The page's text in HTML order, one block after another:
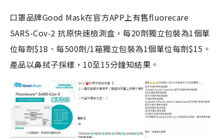
口罩品牌Good Mask在官方APP上有售fluorecare
SARS-Cov-2 抗原快速檢測盒，每20劑獨立包裝為1個單
位每劑$18、每500劑/1箱獨立包裝為1個單位每劑$15。
產品以鼻拭子採樣，10至15分鐘知結果。